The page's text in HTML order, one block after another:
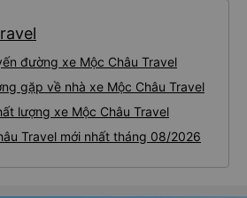
đường xe Mộc Châu Travel
gặp về nhà xe Mộc Châu Travel
lượng xe Mộc Châu Travel
Travel mới nhất tháng 08/2026